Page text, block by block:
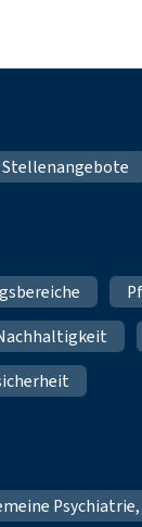
Stellenangebote